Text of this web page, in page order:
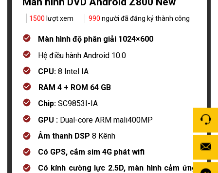
990 người đã đăng ký thành công
1500 lượt xem
Màn hình độ phân giải 1024×600
Hệ điều hành Android 10.0
CPU:8 Intel IA
RAM 4 + ROM 64 GB
Chip: SC9853I-IA
GPU : Dual-core ARM mali400MP
Âm thanh DSP 8 Kênh
Có GPS, cắm sim 4G phát wifi
Có kính cường lực 2.5D, màn hình cảm ứng